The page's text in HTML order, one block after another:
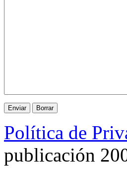
Política de
publicación